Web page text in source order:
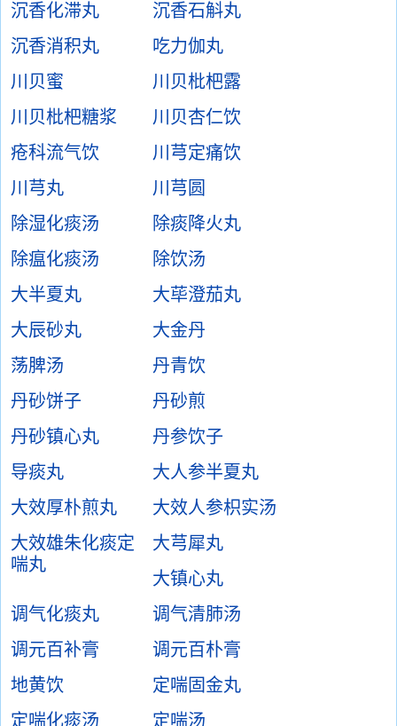
沉香化滞丸
沉香石斛丸
沉香消积丸
吃力伽丸
川贝蜜
川贝枇杷露
川贝枇杷糖浆
川贝杏仁饮
疮科流气饮
川芎定痛饮
川芎丸
川芎圆
除湿化痰汤
除痰降火丸
除瘟化痰汤
除饮汤
大半夏丸
大荜澄茄丸
大辰砂丸
大金丹
荡脾汤
丹青饮
丹砂饼子
丹砂煎
丹砂镇心丸
丹参饮子
导痰丸
大人参半夏丸
大效厚朴煎丸
大效人参枳实汤
大效雄朱化痰定
喘丸
大芎犀丸
大镇心丸
调气化痰丸
调气清肺汤
调元百补膏
调元百朴膏
地黄饮
定喘固金丸
定喘化痰汤
定喘汤